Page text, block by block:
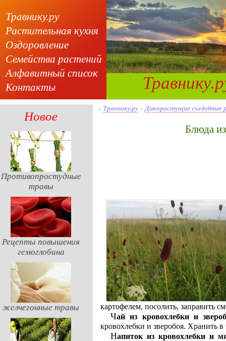
Травнику.ру
Растительная кухня
Оздоровление
Семейства растений
Алфавитный список
Контакты
Новое
Противопростудные
травы
Рецепты повышения
гемоглобина
желчегонные травы
» Травнику.ру »Дикорастущие съедобные
Блюда
картофелем, посолить, заправить
Чай из кровохлебки и
кровохлебки и зверобоя. Хранить
Напиток из кровохлебки и